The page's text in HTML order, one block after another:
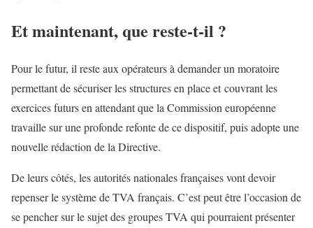
Et maintenant, que reste-t-il ?
Pour le futur, il reste aux opérateurs à demander un moratoire
permettant de sécuriser les structures en place et couvrant les
exercices futurs en attendant que la Commission européenne
travaille sur une profonde refonte de ce dispositif, puis adopte une
nouvelle rédaction de la Directive.
De leurs côtés, les autorités nationales françaises vont devoir
repenser le système de TVA français. C’est peut être l’occasion de
se pencher sur le sujet des groupes TVA qui pourraient présenter